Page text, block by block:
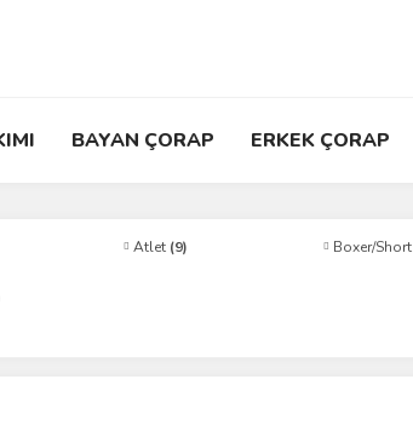
BAYAN ÇORAP ERKEK ÇORAP
Atlet (9) Boxer/Short